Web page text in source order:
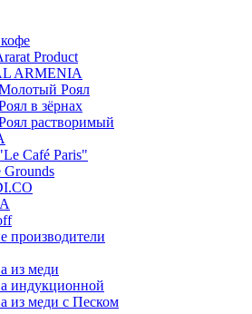
Product
ARMENIA
Роял
в зёрнах
растворимый
Café Paris"
Grounds
производители
из меди
индукционной
из меди с Песком